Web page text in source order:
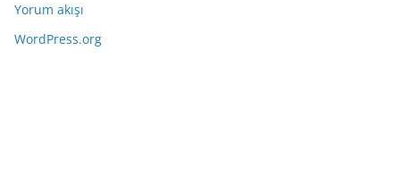
Yorum akışı
WordPress.org